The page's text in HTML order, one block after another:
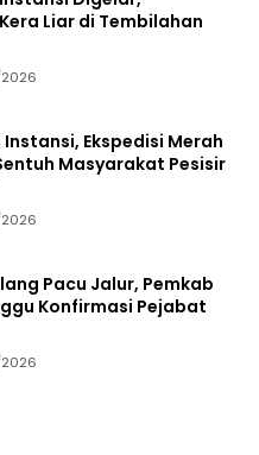
Liar di Tembilahan
Ekspedisi Merah
Masyarakat Pesisir
Pacu Jalur, Pemkab
Konfirmasi Pejabat